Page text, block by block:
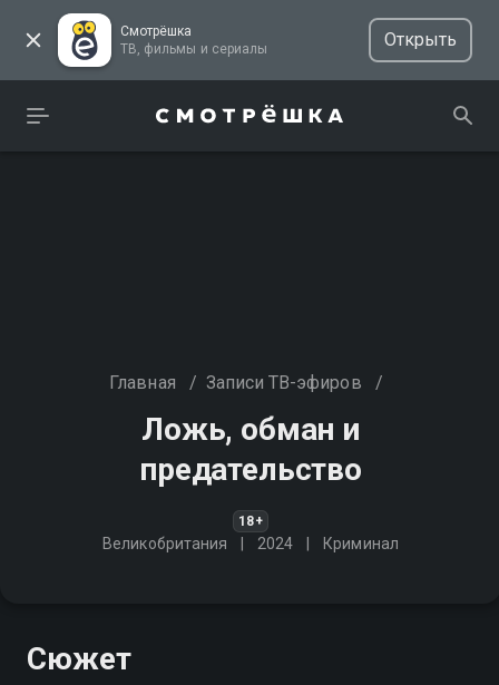
Смотрёшка
ТВ, фильмы и сериалы
Открыть
Главная / Записи ТВ-эфиров /
Ложь, обман и
предательство
18+
Великобритания 2024 Криминал
Сюжет